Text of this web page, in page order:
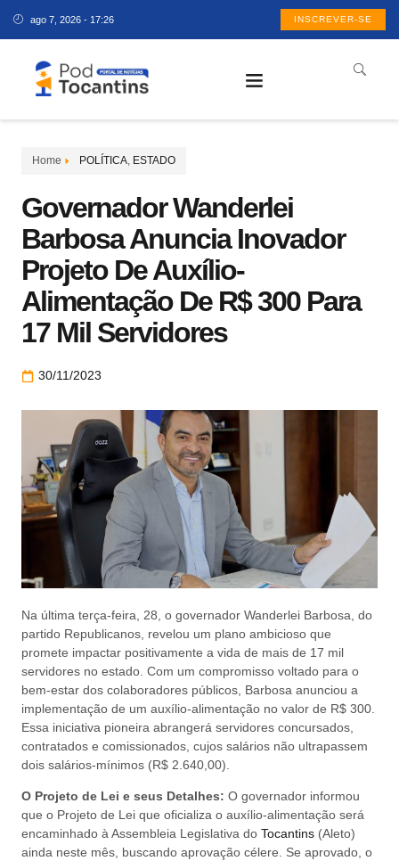
ago 7, 2026 - 17:26 INSCREVER-SE
Home POLÍTICA, ESTADO
Governador Wanderlei
Barbosa Anuncia Inovador
Projeto De Auxílio-
Alimentação De R$ 300 Para
17 Mil Servidores
30/11/2023
Na última terça-feira, 28, o governador Wanderlei Barbosa, do
partido Republicanos, revelou um plano ambicioso que
promete impactar positivamente a vida de mais de 17 mil
servidores no estado. Com um compromisso voltado para o
bem-estar dos colaboradores públicos, Barbosa anunciou a
implementação de um auxílio-alimentação no valor de R$ 300.
Essa iniciativa pioneira abrangerá servidores concursados,
contratados e comissionados, cujos salários não ultrapassem
dois salários-mínimos (R$ 2.640,00).
O Projeto de Lei e seus Detalhes: O governador informou
que o Projeto de Lei que oficializa o auxílio-alimentação será
encaminhado à Assembleia Legislativa do Tocantins (Aleto)
ainda neste mês, buscando aprovação célere. Se aprovado, o